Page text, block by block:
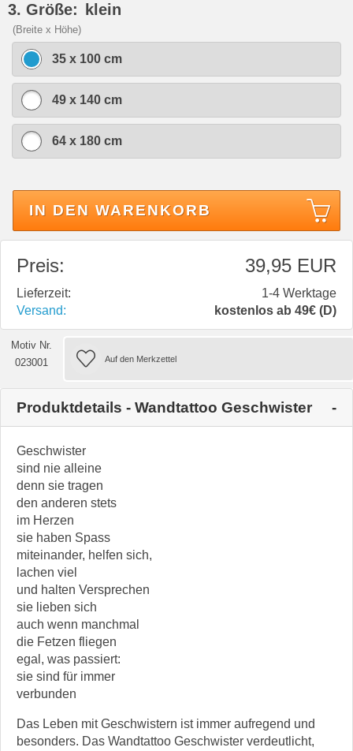
3. Größe: klein
(Breite x Höhe)
35 x 100 cm
49 x 140 cm
64 x 180 cm
IN DEN WARENKORB
Preis: 39,95 EUR
Lieferzeit:
1-4 Werktage
Versand:
kostenlos ab 49€ (D)
Motiv Nr.
023001
Produktdetails - Wandtattoo Geschwister
Geschwister
sind nie alleine
denn sie tragen
den anderen stets
im Herzen
sie haben Spass
miteinander, helfen sich,
lachen viel
und halten Versprechen
sie lieben sich
auch wenn manchmal
die Fetzen fliegen
egal, was passiert:
sie sind für immer
verbunden
Das Leben mit Geschwistern ist immer aufregend und
besonders. Das Wandtattoo Geschwister verdeutlicht,